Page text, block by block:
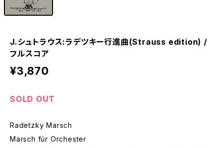
J.シュトラウス:ラデツキー行進曲(Strauss edition) /
フルスコア
¥3,870
SOLD OUT
Radetzky Marsch
Marsch für Orchester